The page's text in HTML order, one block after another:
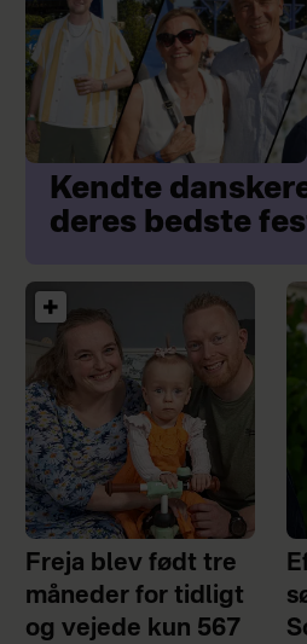
Kendte
deres bedste
Freja blev født tre
måneder for tidligt
og vejede kun 567